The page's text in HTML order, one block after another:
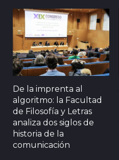
De la imprenta al
algoritmo: la Facultad
de Filosofía y Letras
analiza dos siglos de
historia de la
comunicación